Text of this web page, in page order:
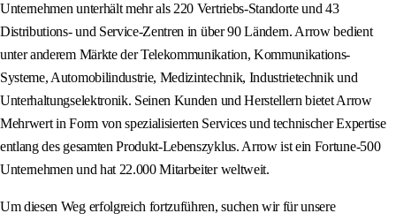
Unternehmen unterhält mehr als 220 Vertriebs-Standorte und 43
Distributions- und Service-Zentren in über 90 Ländern. Arrow bedient
unter anderem Märkte der Telekommunikation, Kommunikations-
Systeme, Automobilindustrie, Medizintechnik, Industrietechnik und
Unterhaltungselektronik. Seinen Kunden und Herstellern bietet Arrow
Mehrwert in Form von spezialisierten Services und technischer Expertise
entlang des gesamten Produkt-Lebenszyklus. Arrow ist ein Fortune-500
Unternehmen und hat 22.000 Mitarbeiter weltweit.
Um diesen Weg erfolgreich fortzuführen, suchen wir für unsere